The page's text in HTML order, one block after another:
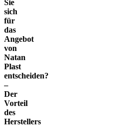
Sie
sich
für
das
Angebot
von
Natan
Plast
entscheiden?
–
Der
Vorteil
des
Herstellers